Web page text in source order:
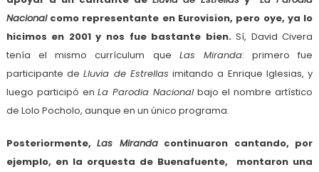
Nacionalcomo representante en Eurovision, pero oye, ya lo
hicimos en 2001 y nos fue bastante bien.Sí, David Civera
tenía el mismo currículum que Las Miranda: primero fue
participante deLluvia de Estrellas imitando a Enrique Iglesias, y
luego participó enLa Parodia Nacionalbajo el nombre artístico
de Lolo Pocholo, aunque en un único programa.
Posteriormente,Las Mirandacontinuaron cantando, por
ejemplo, en la orquesta de Buenafuente, montaron una